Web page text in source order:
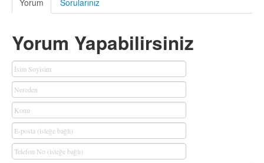
Yorum Yapabilirsiniz